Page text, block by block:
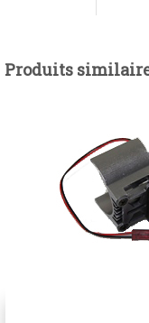
Produits